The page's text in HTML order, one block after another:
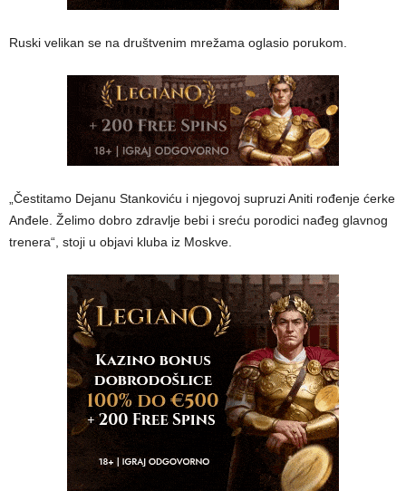
Ruski velikan se na društvenim mrežama oglasio porukom.
„Čestitamo Dejanu Stankoviću i njegovoj supruzi Aniti rođenje ćerke
Anđele. Želimo dobro zdravlje bebi i sreću porodici nađeg glavnog
trenera“, stoji u objavi kluba iz Moskve.